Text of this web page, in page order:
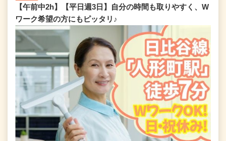
【午前中2h】【平日週3日】自分の時間も取りやすく、W
ワーク希望の方にもピッタリ♪